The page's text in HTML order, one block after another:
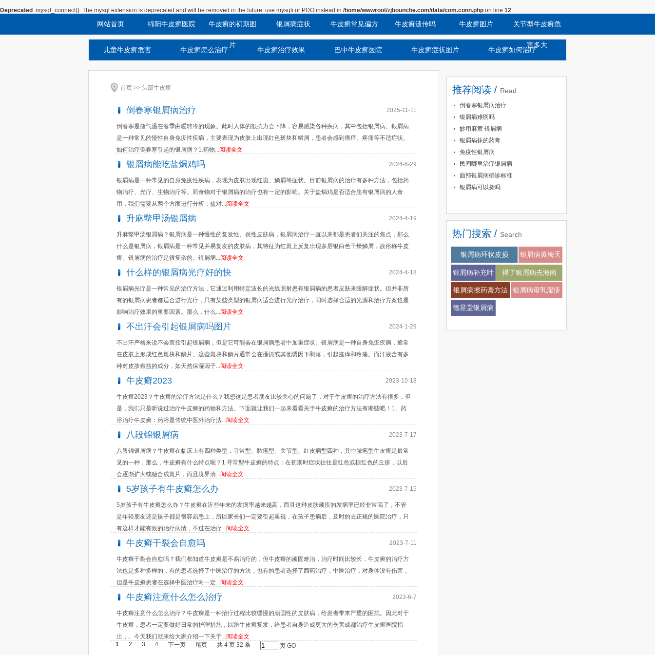
Deprecated : mysql_connect(): The mysql extension is deprecated and will be removed in the future: use mysqli or PDO instead in /home/wwwroot/zjbounche.com/data/com.conn.php on line 12
网站首页 绵阳牛皮癣医院 牛皮癣的初期图
片
银屑病症状 牛皮癣常见偏方 牛皮癣遗传吗 牛皮癣图片 关节型牛皮癣危
害多大
儿童牛皮癣危害 牛皮癣怎么治疗 牛皮癣治疗效果 巴中牛皮癣医院 牛皮癣症状图片 牛皮癣如何治疗
首页 >> 头部牛皮癣
倒春寒银屑病治疗 2025-11-11
倒春寒是指气温在春季由暖转冷的现象。此时人体的抵抗力会下降，容易感染各种疾病，其中包括银屑病。银屑病
是一种常见的慢性自身免疫性疾病，主要表现为皮肤上出现红色斑块和鳞屑，患者会感到瘙痒、疼痛等不适症状。
如何治疗倒春寒引起的银屑病？1.药物...阅读全文
银屑病能吃盐焗鸡吗 2024-6-29
银屑病是一种常见的自身免疫性疾病，表现为皮肤出现红斑、鳞屑等症状。目前银屑病的治疗有多种方法，包括药
物治疗、光疗、生物治疗等。而食物对于银屑病的治疗也有一定的影响。关于盐焗鸡是否适合患有银屑病的人食
用，我们需要从两个方面进行分析：盐对...阅读全文
升麻鳖甲汤银屑病 2024-4-19
升麻鳖甲汤银屑病？银屑病是一种慢性的复发性、炎性皮肤病，银屑病治疗一直以来都是患者们关注的焦点，那么
什么是银屑病，银屑病是一种常见并易复发的皮肤病，其特征为红斑上反复出现多层银白色干燥鳞屑，故俗称牛皮
癣。银屑病的治疗是很复杂的。银屑病...阅读全文
什么样的银屑病光疗好的快 2024-4-18
银屑病光疗是一种常见的治疗方法，它通过利用特定波长的光线照射患有银屑病的患者皮肤来缓解症状。但并非所
有的银屑病患者都适合进行光疗，只有某些类型的银屑病适合进行光疗治疗，同时选择合适的光源和治疗方案也是
影响治疗效果的重要因素。那么，什么...阅读全文
不出汗会引起银屑病吗图片 2024-1-29
不出汗严格来说不会直接引起银屑病，但是它可能会在银屑病患者中加重症状。银屑病是一种自身免疫疾病，通常
在皮肤上形成红色斑块和鳞片。这些斑块和鳞片通常会在搔抓或其他诱因下剥落，引起瘙痒和疼痛。而汗液含有多
种对皮肤有益的成分，如天然保湿因子...阅读全文
牛皮癣2023 2023-10-18
牛皮癣2023？牛皮癣的治疗方法是什么？我想这是患者朋友比较关心的问题了，对于牛皮癣的治疗方法有很多，但
是，我们只是听说过治疗牛皮癣的药物和方法。下面就让我们一起来看看关于牛皮癣的治疗方法有哪些吧！1、药
浴治疗牛皮癣：药浴是传统中医外治疗法...阅读全文
八段锦银屑病 2023-7-17
八段锦银屑病？牛皮癣在临床上有四种类型，寻常型、脓疱型、关节型、红皮病型四种，其中脓疱型牛皮癣是最常
见的一种，那么，牛皮癣有什么特点呢？1.寻常型牛皮癣的特点：在初期时症状往往是红色或棕红色的丘疹，以后
会逐渐扩大或融合成斑片，而且境界清...阅读全文
5岁孩子有牛皮癣怎么办 2023-7-15
5岁孩子有牛皮癣怎么办？牛皮癣在近些年来的发病率越来越高，而且这种皮肤顽疾的发病率已经非常高了，不管
是年轻朋友还是孩子都是很容易患上，所以家长们一定要引起重视，在孩子患病后，及时的去正规的医院治疗，只
有这样才能有效的治疗病情，不过在治疗...阅读全文
牛皮癣干裂会自愈吗 2023-7-11
牛皮癣干裂会自愈吗？我们都知道牛皮癣是不易治疗的，但牛皮癣的顽固难治，治疗时间比较长，牛皮癣的治疗方
法也是多种多样的，有的患者选择了中医治疗的方法，也有的患者选择了西药治疗，中医治疗，对身体没有伤害，
但是牛皮癣患者在选择中医治疗时一定...阅读全文
牛皮癣注意什么怎么治疗 2023-6-7
牛皮癣注意什么怎么治疗？牛皮癣是一种治疗过程比较缓慢的顽固性的皮肤病，给患者带来严重的困扰。因此对于
牛皮癣，患者一定要做好日常的护理措施，以防牛皮癣复发，给患者自身造成更大的伤害成都治疗牛皮癣医院指
出，。今天我们就来给大家介绍一下关于...阅读全文
1
2 3 4 下一页 尾页 共 4 页 32 条 页 GO
推荐阅读 / Read
倒春寒银屑病治疗
银屑病难医吗
妙用麻黄 银屑病
银屑病抹的药膏
免疫性银屑病
民间哪里治疗银屑病
面部银屑病确诊标准
银屑病可以挠吗
热门搜索 / Search
银屑病会不会扩张
银屑病环状皮损 银屑病黄梅天
银屑病补充叶
酸
得了银屑病去海南
银屑病擦药膏方法 银屑病母乳湿疹
德昱堂银屑病